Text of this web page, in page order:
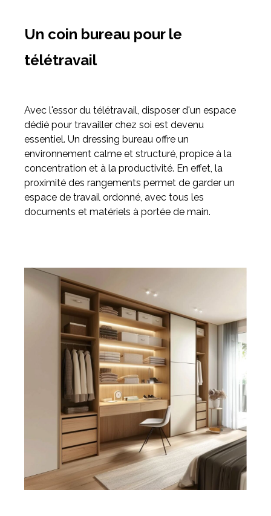
Un coin bureau pour le
télétravail
Avec l'essor du télétravail, disposer d'un espace
dédié pour travailler chez soi est devenu
essentiel. Un dressing bureau offre un
environnement calme et structuré, propice à la
concentration et à la productivité. En effet, la
proximité des rangements permet de garder un
espace de travail ordonné, avec tous les
documents et matériels à portée de main.